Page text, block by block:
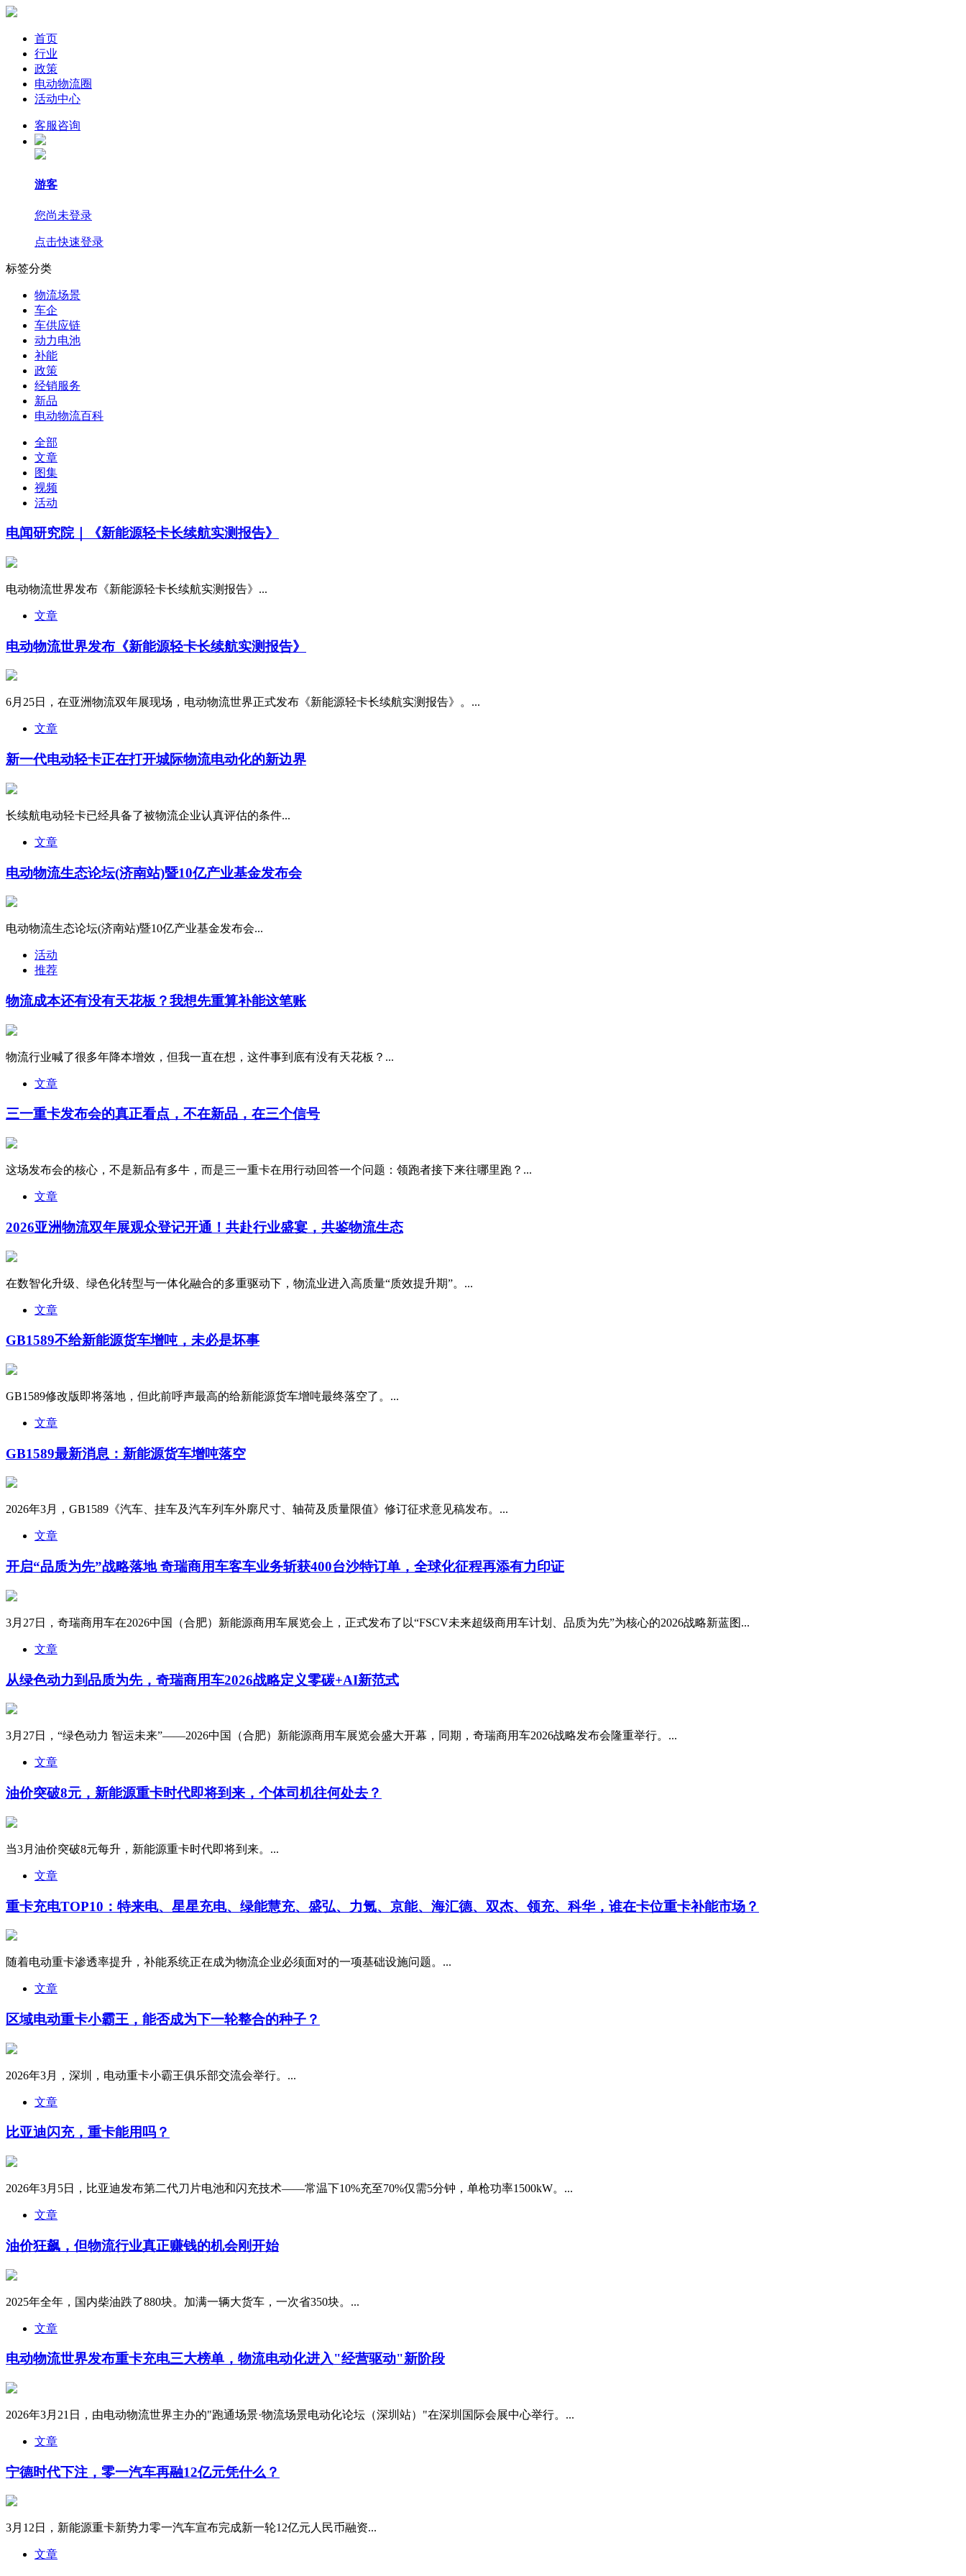
首页
行业
政策
电动物流圈
活动中心
客服咨询
游客
您尚未登录
点击快速登录
标签分类
物流场景
车企
车供应链
动力电池
补能
政策
经销服务
新品
电动物流百科
全部
文章
图集
视频
活动
电闻研究院｜《新能源轻卡长续航实测报告》
电动物流世界发布《新能源轻卡长续航实测报告》...
文章
电动物流世界发布《新能源轻卡长续航实测报告》
6月25日，在亚洲物流双年展现场，电动物流世界正式发布《新能源轻卡长续航实测报告》。...
文章
新一代电动轻卡正在打开城际物流电动化的新边界
长续航电动轻卡已经具备了被物流企业认真评估的条件...
文章
电动物流生态论坛(济南站)暨10亿产业基金发布会
电动物流生态论坛(济南站)暨10亿产业基金发布会...
活动
推荐
物流成本还有没有天花板？我想先重算补能这笔账
物流行业喊了很多年降本增效，但我一直在想，这件事到底有没有天花板？...
文章
三一重卡发布会的真正看点，不在新品，在三个信号
这场发布会的核心，不是新品有多牛，而是三一重卡在用行动回答一个问题：领跑者接下来往哪里跑？...
文章
2026亚洲物流双年展观众登记开通！共赴行业盛宴，共鉴物流生态
在数智化升级、绿色化转型与一体化融合的多重驱动下，物流业进入高质量“质效提升期”。...
文章
GB1589不给新能源货车增吨，未必是坏事
GB1589修改版即将落地，但此前呼声最高的给新能源货车增吨最终落空了。...
文章
GB1589最新消息：新能源货车增吨落空
2026年3月，GB1589《汽车、挂车及汽车列车外廓尺寸、轴荷及质量限值》修订征求意见稿发布。...
文章
开启“品质为先”战略落地 奇瑞商用车客车业务斩获400台沙特订单，全球化征程再添有力印证
3月27日，奇瑞商用车在2026中国（合肥）新能源商用车展览会上，正式发布了以“FSCV未来超级商用车计划、品质为先”为核心的2026战略新蓝图...
文章
从绿色动力到品质为先，奇瑞商用车2026战略定义零碳+AI新范式
3月27日，“绿色动力 智运未来”——2026中国（合肥）新能源商用车展览会盛大开幕，同期，奇瑞商用车2026战略发布会隆重举行。...
文章
油价突破8元，新能源重卡时代即将到来，个体司机往何处去？
当3月油价突破8元每升，新能源重卡时代即将到来。...
文章
重卡充电TOP10：特来电、星星充电、绿能慧充、盛弘、力氪、京能、海汇德、双杰、领充、科华，谁在卡位重卡补能市场？
随着电动重卡渗透率提升，补能系统正在成为物流企业必须面对的一项基础设施问题。...
文章
区域电动重卡小霸王，能否成为下一轮整合的种子？
2026年3月，深圳，电动重卡小霸王俱乐部交流会举行。...
文章
比亚迪闪充，重卡能用吗？
2026年3月5日，比亚迪发布第二代刀片电池和闪充技术——常温下10%充至70%仅需5分钟，单枪功率1500kW。...
文章
油价狂飙，但物流行业真正赚钱的机会刚开始
2025年全年，国内柴油跌了880块。加满一辆大货车，一次省350块。...
文章
电动物流世界发布重卡充电三大榜单，物流电动化进入"经营驱动"新阶段
2026年3月21日，由电动物流世界主办的"跑通场景·物流场景电动化论坛（深圳站）"在深圳国际会展中心举行。...
文章
宁德时代下注，零一汽车再融12亿元凭什么？
3月12日，新能源重卡新势力零一汽车宣布完成新一轮12亿元人民币融资...
文章